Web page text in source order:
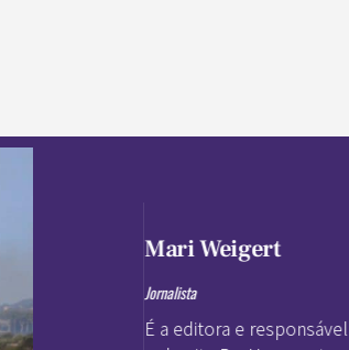
Mari Weigert
Jornalista
É a editora e responsável